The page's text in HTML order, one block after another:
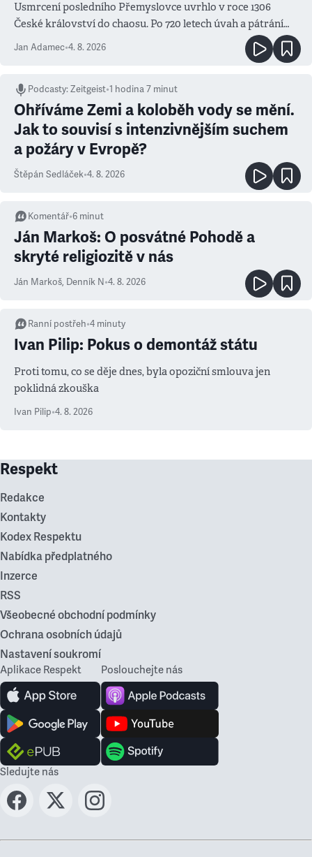
Usmrcení posledního Přemyslovce uvrhlo v roce 1306
České království do chaosu. Po 720 letech úvah a pátrání
známe jména podezřelých
Jan Adamec•4. 8. 2026
Podcasty:Zeitgeist•1 hodina 7 minut
Ohříváme Zemi a koloběh vody se mění.
Jak to souvisí s intenzivnějším suchem
a požáry v Evropě?
Štěpán Sedláček•4. 8. 2026
Komentář•6 minut
Ján Markoš: O posvátné Pohodě a
skryté religiozitě v nás
Ján Markoš, Denník N•4. 8. 2026
Ranní postřeh•4 minuty
Ivan Pilip: Pokus o demontáž státu
Proti tomu, co se děje dnes, byla opoziční smlouva jen
poklidná zkouška
Ivan Pilip•4. 8. 2026
Respekt
Redakce
Kontakty
Kodex Respektu
Nabídka předplatného
Inzerce
RSS
Všeobecné obchodní podmínky
Ochrana osobních údajů
Nastavení soukromí
Aplikace Respekt Poslouchejte nás
Sledujte nás